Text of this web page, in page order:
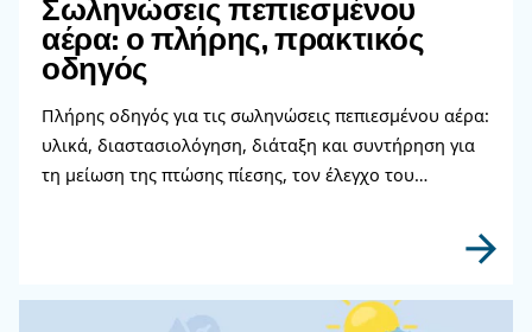
Χρειάζεστε περισσότερες πληροφορίες για τα
μας; Συμπληρώστε αυτή τη φόρμα με όσο το
επικοινωνήσουν μαζί σας το συντομότερο
Μάθετε περισσότερα από τους ειδικούς μας!